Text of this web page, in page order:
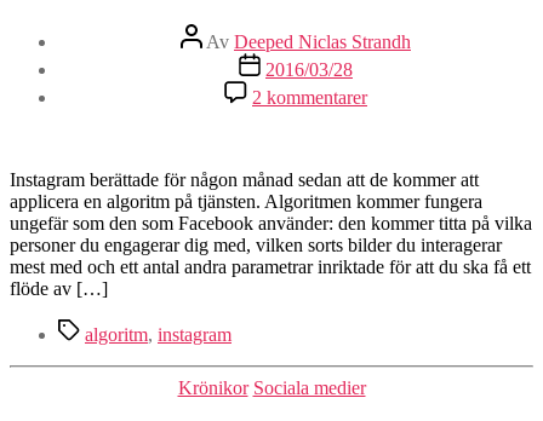
Inläggsförfattare
Av Deeped Niclas Strandh
Inläggsdatum
2016/03/28
2 kommentarertill
Nej,
inte
visa
dina
bilder
på
Instagram berättade för någon månad sedan att de kommer att
applicera en algoritm på tjänsten. Algoritmen kommer fungera
ungefär som den som Facebook använder: den kommer titta på vilka
personer du engagerar dig med, vilken sorts bilder du interagerar
mest med och ett antal andra parametrar inriktade för att du ska få ett
flöde av […]
Etiketter
algoritm, instagram
Kategorier
Krönikor Sociala medier